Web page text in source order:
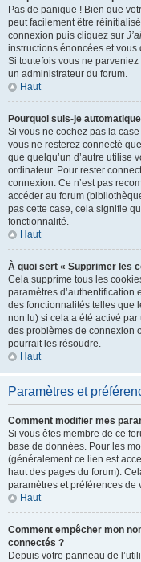
Pas de panique ! Bien que
peut facilement être
connexion puis cliquez sur
instructions énoncées et
Si toutefois vous ne
un administrateur du forum.
Haut
Pourquoi suis-je
Si vous ne cochez pas la case
vous ne resterez connecté
que quelqu’un d’autre utilise
ordinateur. Pour rester
connexion. Ce n’est pas
accéder au forum
pas cette case, cela signifie
fonctionnalité.
Haut
À quoi sert « Supprimer les
Cela supprime tous les
paramètres d’authentification
des fonctionnalités telles que
non lu) si cela a été activé
des problèmes de connexion
pourrait les résoudre.
Haut
Paramètres et
Comment modifier mes
Si vous êtes membre de ce
base de données. Pour les
(généralement ce lien est
haut des pages du forum).
paramètres et préférences de
Haut
Comment empêcher mon
connectés ?
Depuis votre panneau de